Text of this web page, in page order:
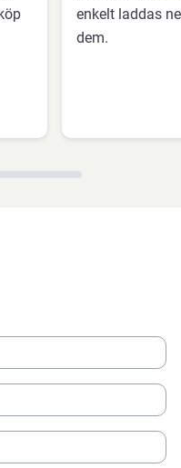
enkelt laddas
dem.